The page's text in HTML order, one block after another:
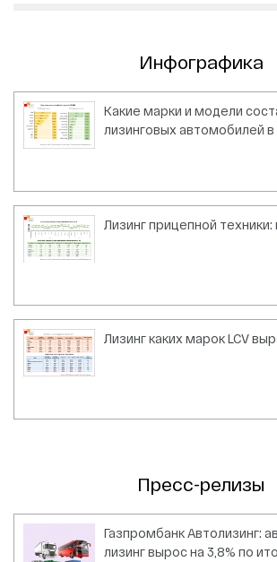
Инфографика
Какие марки и модели
лизинговых автомобилей в
Лизинг прицепной техники:
Лизинг каких марок LCV
Пресс-релизы
Газпромбанк Автолизинг:
лизинг вырос на 3,8% по